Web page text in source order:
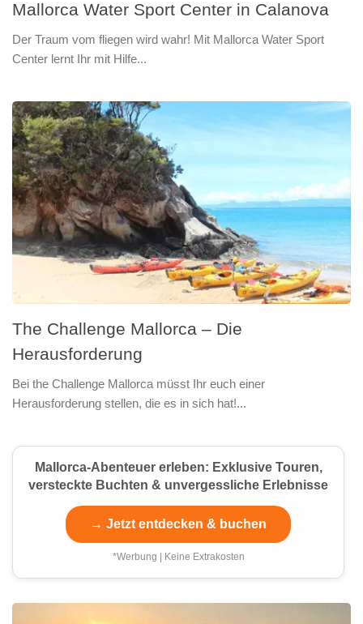
Mallorca Water Sport Center in Calanova
Der Traum vom fliegen wird wahr! Mit Mallorca Water Sport
Center lernt Ihr mit Hilfe...
The Challenge Mallorca – Die
Herausforderung
Bei the Challenge Mallorca müsst Ihr euch einer
Herausforderung stellen, die es in sich hat!...
Mallorca-Abenteuer erleben: Exklusive Touren,
versteckte Buchten & unvergessliche Erlebnisse
→ Jetzt entdecken & buchen
*Werbung | Keine Extrakosten